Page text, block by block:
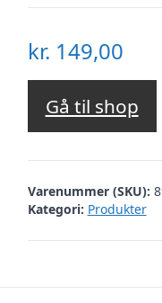
kr. 149,00
Gå til shop
Varenummer (SKU):
Kategori: Produkter